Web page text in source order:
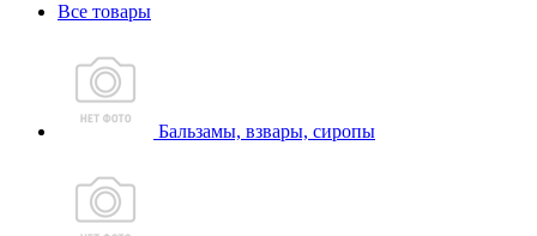
Все товары
Бальзамы, взвары, сиропы